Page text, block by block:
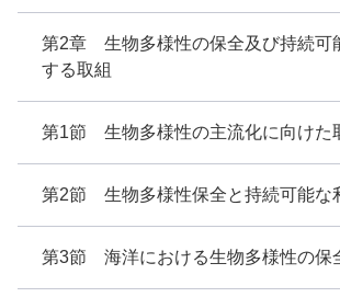
第2章 生物多様性の保全及び持続可
する取組
第1節 生物多様性の主流化に向けた
第2節 生物多様性保全と持続可能な
第3節 海洋における生物多様性の保